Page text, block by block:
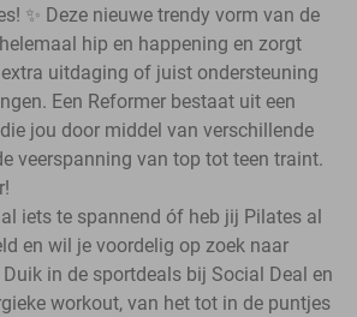
✨ Deze nieuwe trendy vorm van de
hip en happening en zorgt
uitdaging of juist ondersteuning
Een Reformer bestaat uit een
jou door middel van verschillende
veerspanning van top tot teen traint.
iets te spannend óf heb jij Pilates al
en wil je voordelig op zoek naar
in de sportdeals bij Social Deal en
workout, van het tot in de puntjes